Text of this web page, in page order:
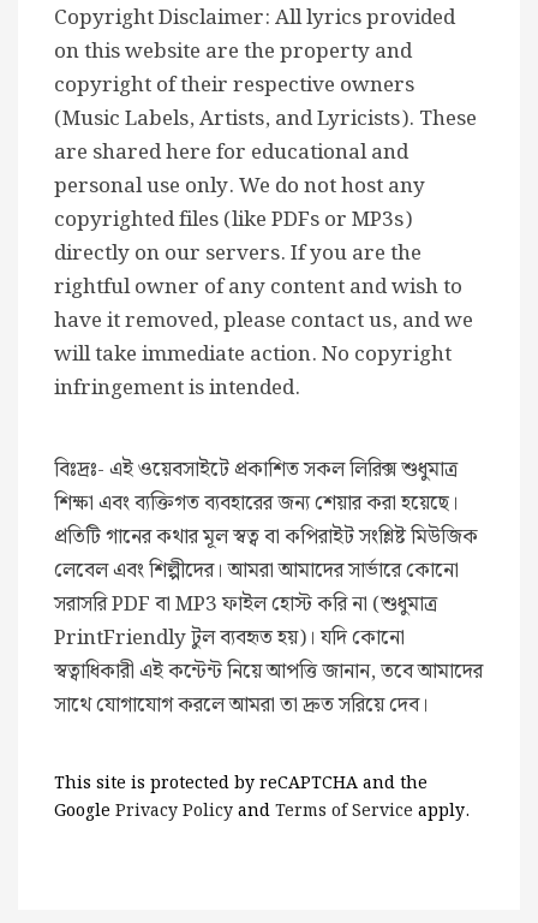
Copyright Disclaimer: All lyrics provided
on this website are the property and
copyright of their respective owners
(Music Labels, Artists, and Lyricists). These
are shared here for educational and
personal use only. We do not host any
copyrighted files (like PDFs or MP3s)
directly on our servers. If you are the
rightful owner of any content and wish to
have it removed, please contact us, and we
will take immediate action. No copyright
infringement is intended.
বিঃদ্রঃ- এই ওয়েবসাইটে প্রকাশিত সকল লিরিক্স শুধুমাত্র
শিক্ষা এবং ব্যক্তিগত ব্যবহারের জন্য শেয়ার করা হয়েছে।
প্রতিটি গানের কথার মূল স্বত্ব বা কপিরাইট সংশ্লিষ্ট মিউজিক
লেবেল এবং শিল্পীদের। আমরা আমাদের সার্ভারে কোনো
সরাসরি PDF বা MP3 ফাইল হোস্ট করি না (শুধুমাত্র
PrintFriendly টুল ব্যবহৃত হয়)। যদি কোনো
স্বত্বাধিকারী এই কন্টেন্ট নিয়ে আপত্তি জানান, তবে আমাদের
সাথে যোগাযোগ করলে আমরা তা দ্রুত সরিয়ে দেব।
This site is protected by reCAPTCHA and the
Google Privacy PolicyandTerms of Service apply.